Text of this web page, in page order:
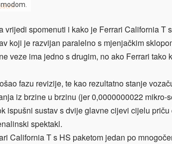
vrijedi spomenuti i kako je Ferrari California T
koji je razvijan paralelno s mjenjačkim
veze ima jedno s drugim, no ako Ferrari tako
fazu revizije, te kao rezultatno stanje
iz brzine u brzinu (jer 0,0000000022 mikro-
ispušni sustav s dvije glavne cijevi cijelu priču
spektakl.
California T s HS paketom jedan po